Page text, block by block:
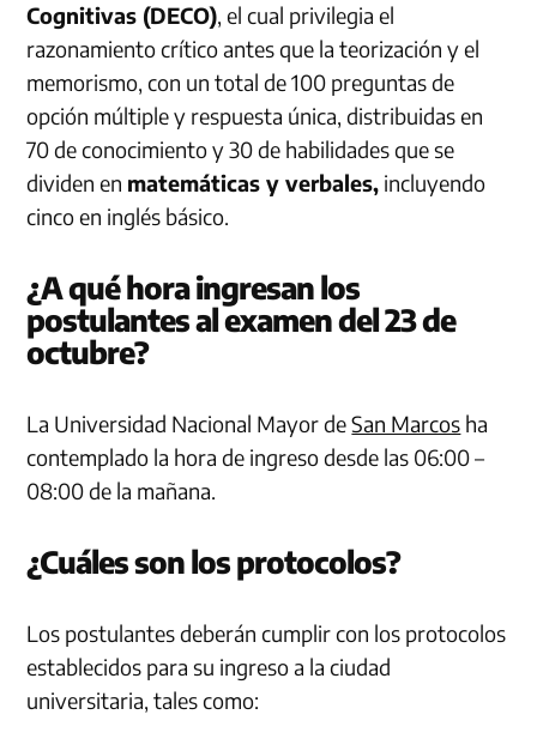
Cognitivas (DECO), el cual privilegia el
razonamiento crítico antes que la teorización y el
memorismo, con un total de 100 preguntas de
opción múltiple y respuesta única, distribuidas en
70 de conocimiento y 30 de habilidades que se
dividen en matemáticas y verbales, incluyendo
cinco en inglés básico.
¿A qué hora ingresan los
postulantes al examen del 23 de
octubre?
La Universidad Nacional Mayor deSan Marcos ha
contemplado la hora de ingreso desde las 06:00 –
08:00 de la mañana.
¿Cuáles son los protocolos?
Los postulantes deberán cumplir con los protocolos
establecidos para su ingreso a la ciudad
universitaria, tales como: